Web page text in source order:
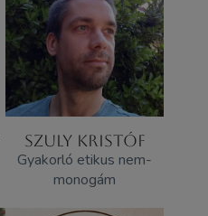
SZULY KRISTÓF
Gyakorló etikus nem-
monogám